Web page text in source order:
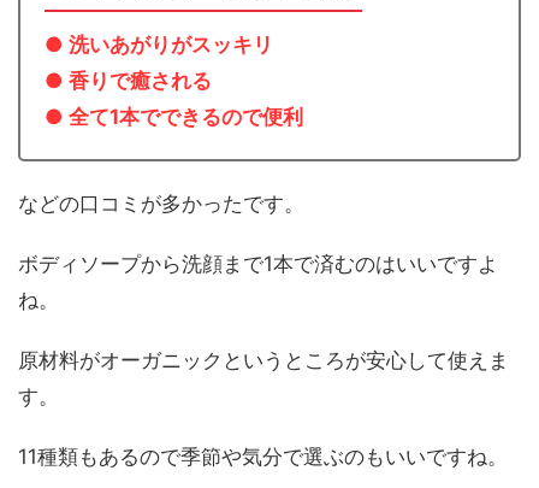
● 洗いあがりがスッキリ
● 香りで癒される
● 全て1本でできるので便利
などの口コミが多かったです。
ボディソープから洗顔まで1本で済むのはいいですよ
ね。
原材料がオーガニックというところが安心して使えま
す。
11種類もあるので季節や気分で選ぶのもいいですね。